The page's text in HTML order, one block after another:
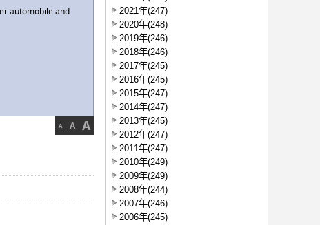
automobile and
A A A
2021年(247)
2020年(248)
2019年(246)
2018年(246)
2017年(245)
2016年(245)
2015年(247)
2014年(247)
2013年(245)
2012年(247)
2011年(247)
2010年(249)
2009年(249)
2008年(244)
2007年(246)
2006年(245)